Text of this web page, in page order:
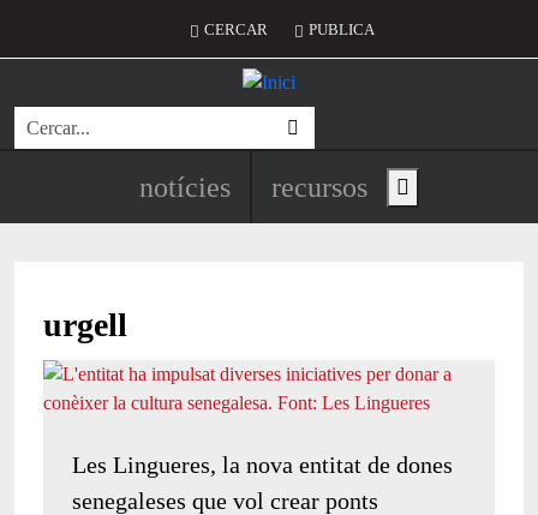
Menú del compte d'usuari
CERCAR PUBLICA
Cerca
Navegació principal de
notícies recursos Show main menu
urgell
Les Lingueres, la nova entitat de dones
senegaleses que vol crear ponts